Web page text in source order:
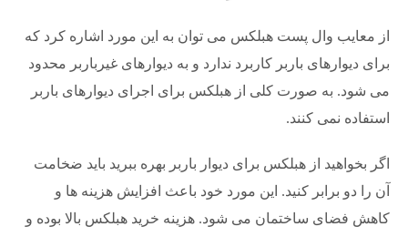
از معایب وال پست هبلکس می توان به این مورد اشاره کرد که
برای دیوارهای باربر کاربرد ندارد و به دیوارهای غیرباربر محدود
می شود. به صورت کلی از هبلکس برای اجرای دیوارهای باربر
استفاده نمی کنند.
اگر بخواهید از هبلکس برای دیوار باربر بهره ببرید باید ضخامت
آن را دو برابر کنید. این مورد خود باعث افزایش هزینه ها و
کاهش فضای ساختمان می شود. هزینه خرید هبلکس بالا بوده و